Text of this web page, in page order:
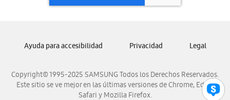
Samsung Panamá
Samsung Venezuela
Copyright© 1995-2025 SAMSUNG Todos los Derechos Reservados.
Este sitio se ve mejor en las últimas versiones de Chrome, Edge,
Safari y Mozilla Firefox.
Ayuda para accesibilidad Privacidad Legal